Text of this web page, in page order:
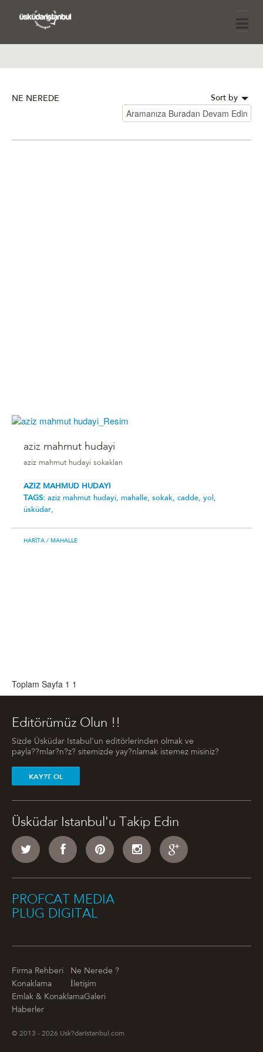
NE NEREDE Sort by
aziz mahmut hudayi
aziz mahmut hudayi sokakları
AZIZ MAHMUD HUDAYI
TAGS: aziz mahmut hudayi, mahalle, sokak, cadde, yol,
üsküdar,
HARITA / MAHALLE
Toplam Sayfa 1 1
Editörümüz Olun !!
Sizde Üsküdar Istabul'un editörlerinden olmak ve
payla??mlar?n?z? sitemizde yay?nlamak istemez misiniz?
KAY?T OL
Üsküdar Istanbul'u Takip Edin
PROFCAT MEDIA
PLUG DIGITAL
Firma Rehberi
Ne Nerede ?
Konaklama
İletişim
Emlak & KonaklamaGaleri
Haberler
© 2013 - 2026 Usk?darIstanbul.com